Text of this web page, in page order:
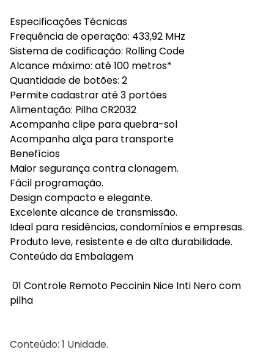
Especificações Técnicas
Frequência de operação: 433,92 MHz
Sistema de codificação: Rolling Code
Alcance máximo: até 100 metros*
Quantidade de botões: 2
Permite cadastrar até 3 portões
Alimentação: Pilha CR2032
Acompanha clipe para quebra-sol
Acompanha alça para transporte
Benefícios
Maior segurança contra clonagem.
Fácil programação.
Design compacto e elegante.
Excelente alcance de transmissão.
Ideal para residências, condomínios e empresas.
Produto leve, resistente e de alta durabilidade.
Conteúdo da Embalagem
01 Controle Remoto Peccinin Nice Inti Nero com
pilha
Conteúdo: 1 Unidade.